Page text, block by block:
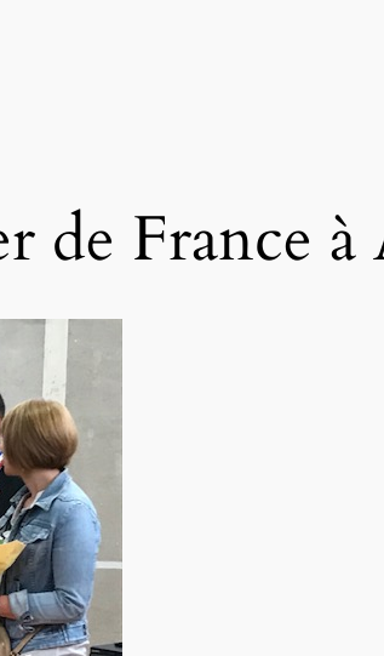
de France à